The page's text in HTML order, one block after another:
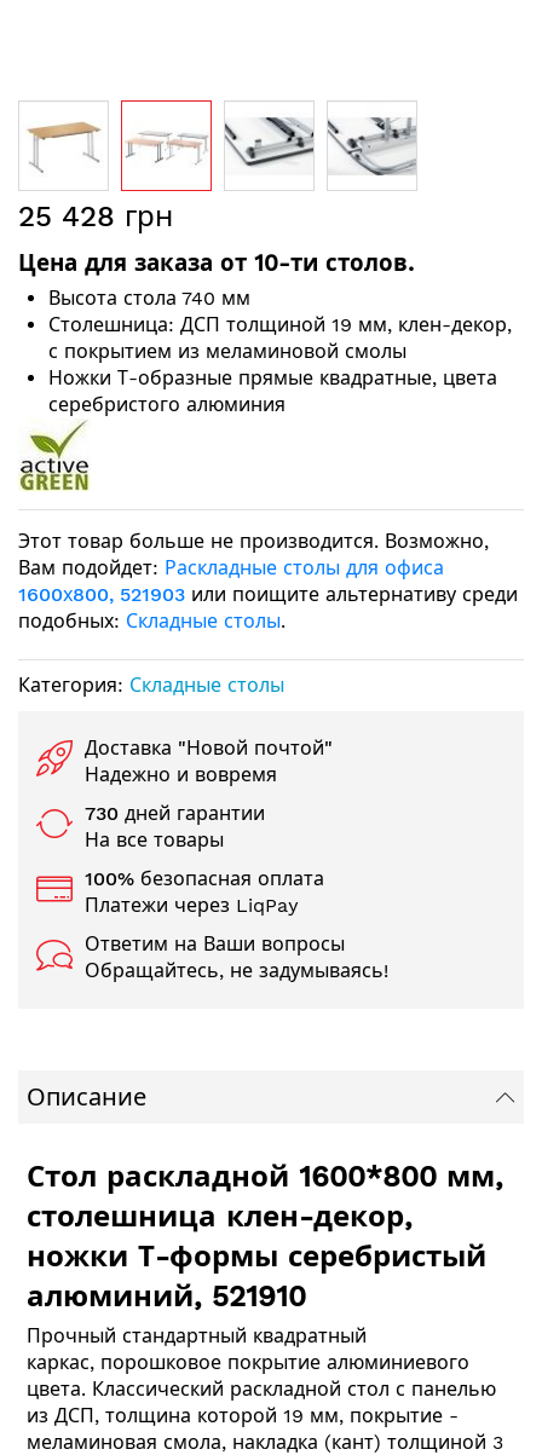
Перейти
к
галереи
изображений
25 428 грн
Цена для заказа от 10-ти столов.
Высота стола 740 мм
Столешница: ДСП толщиной 19 мм, клен-декор,
с покрытием из меламиновой смолы
Ножки Т-образные прямые квадратные, цвета
серебристого алюминия
Этот товар больше не производится. Возможно,
Вам подойдет: Раскладные столы для офиса
1600х800, 521903 или поищите альтернативу среди
подобных: Складные столы.
Категория: Складные столы
Доставка "Новой почтой"
Надежно и вовремя
730 дней гарантии
На все товары
100% безопасная оплата
Платежи через LiqPay
Ответим на Ваши вопросы
Обращайтесь, не задумываясь!
Описание
Стол раскладной 1600*800 мм,
столешница клен-декор,
ножки Т-формы серебристый
алюминий, 521910
Прочный стандартный квадратный
каркас, порошковое покрытие алюминиевого
цвета. Классический раскладной стол с панелью
из ДСП, толщина которой 19 мм, покрытие -
меламиновая смола, накладка (кант) толщиной 3